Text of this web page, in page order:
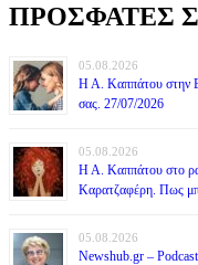
ΠΡΟΣΦΑΤΕΣ
05.08.2026
Η Α. Καππάτου στην
σας. 27/07/2026
05.08.2026
Η Α. Καππάτου στο
Καρατζαφέρη. Πως
05.08.2026
Newshub.gr –